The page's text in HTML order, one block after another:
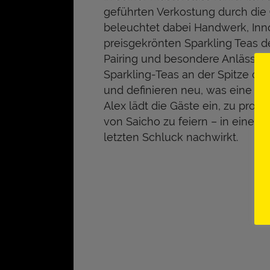
geführten Verkostung durch
beleuchtet dabei Handwerk,
preisgekrönten Sparkling Teas
Pairing und besondere Anlässe,
Sparkling-Teas an der Spitze
und definieren neu, was eine
Alex lädt die Gäste ein, zu
von Saicho zu feiern – in
letzten Schluck nachwirkt.